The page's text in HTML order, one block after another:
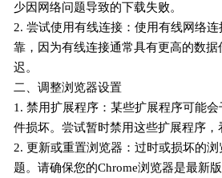
少因网络问题导致的下载失败。
2. 尝试使用有线连接：使用有线网络
靠，因为有线连接通常具有更高的数
迟。
二、调整浏览器设置
1. 禁用扩展程序：某些扩展程序可能
件损坏。尝试暂时禁用这些扩展程序，
2. 更新或重置浏览器：过时或损坏的
题。请确保您的Chrome浏览器是最新